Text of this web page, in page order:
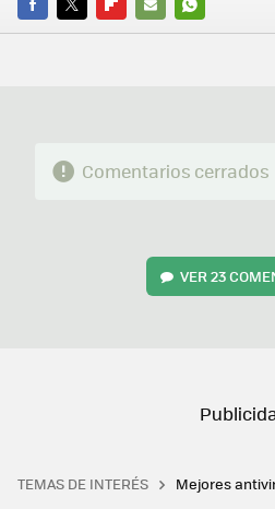
FACEBOOK
TWITTERFLIPBOARD
E-
WHATSAPP
Comentarios cerrados
VER23
TEMAS DE INTERÉS Mejores